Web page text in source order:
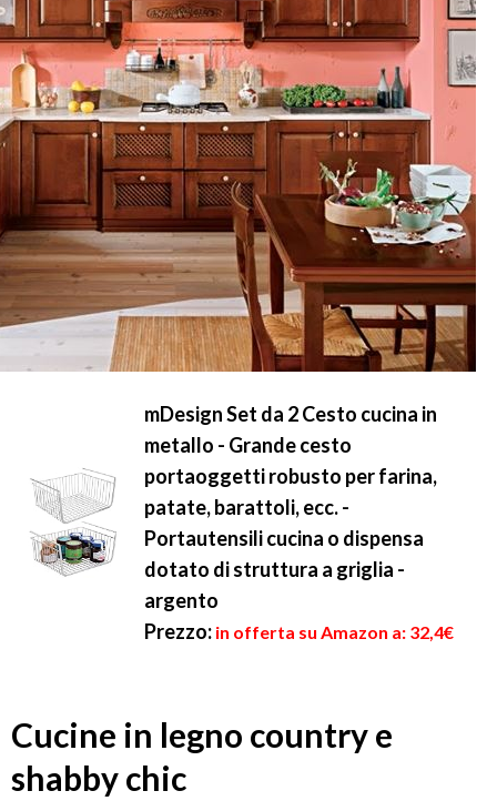
mDesign Set da 2 Cesto cucina in
metallo - Grande cesto
portaoggetti robusto per farina,
patate, barattoli, ecc. -
Portautensili cucina o dispensa
dotato di struttura a griglia -
argento
Prezzo: in offerta su Amazon a: 32,4€
Cucine in legno country e
shabby chic